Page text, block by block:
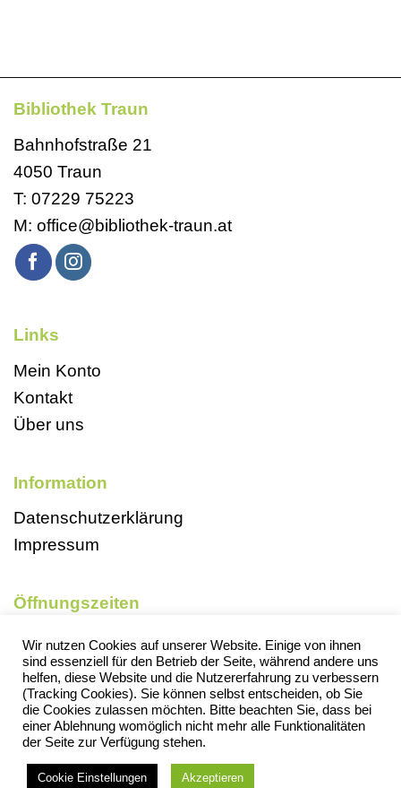
Bibliothek Traun
Bahnhofstraße 21
4050 Traun
T: 07229 75223
M: office@bibliothek-traun.at
Links
Mein Konto
Kontakt
Über uns
Information
Datenschutzerklärung
Impressum
Öffnungszeiten
Mo, So und Feiertags geschlossen
Di 9-18 Uhr
Mi 13-18 Uhr
Do 13-18 Uhr
Fr 13-18 Uhr
Sa 9-13 Uhr
Wir nutzen Cookies auf unserer Website. Einige von ihnen
sind essenziell für den Betrieb der Seite, während andere uns
helfen, diese Website und die Nutzererfahrung zu verbessern
(Tracking Cookies). Sie können selbst entscheiden, ob Sie
die Cookies zulassen möchten. Bitte beachten Sie, dass bei
einer Ablehnung womöglich nicht mehr alle Funktionalitäten
der Seite zur Verfügung stehen.
Cookie Einstellungen Akzeptieren